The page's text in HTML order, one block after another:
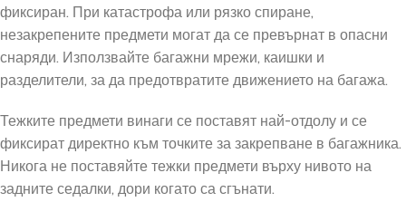
фиксиран. При катастрофа или рязко спиране,
незакрепените предмети могат да се превърнат в опасни
снаряди. Използвайте багажни мрежи, каишки и
разделители, за да предотвратите движението на багажа.
Тежките предмети винаги се поставят най-отдолу и се
фиксират директно към точките за закрепване в багажника.
Никога не поставяйте тежки предмети върху нивото на
задните седалки, дори когато са сгънати.